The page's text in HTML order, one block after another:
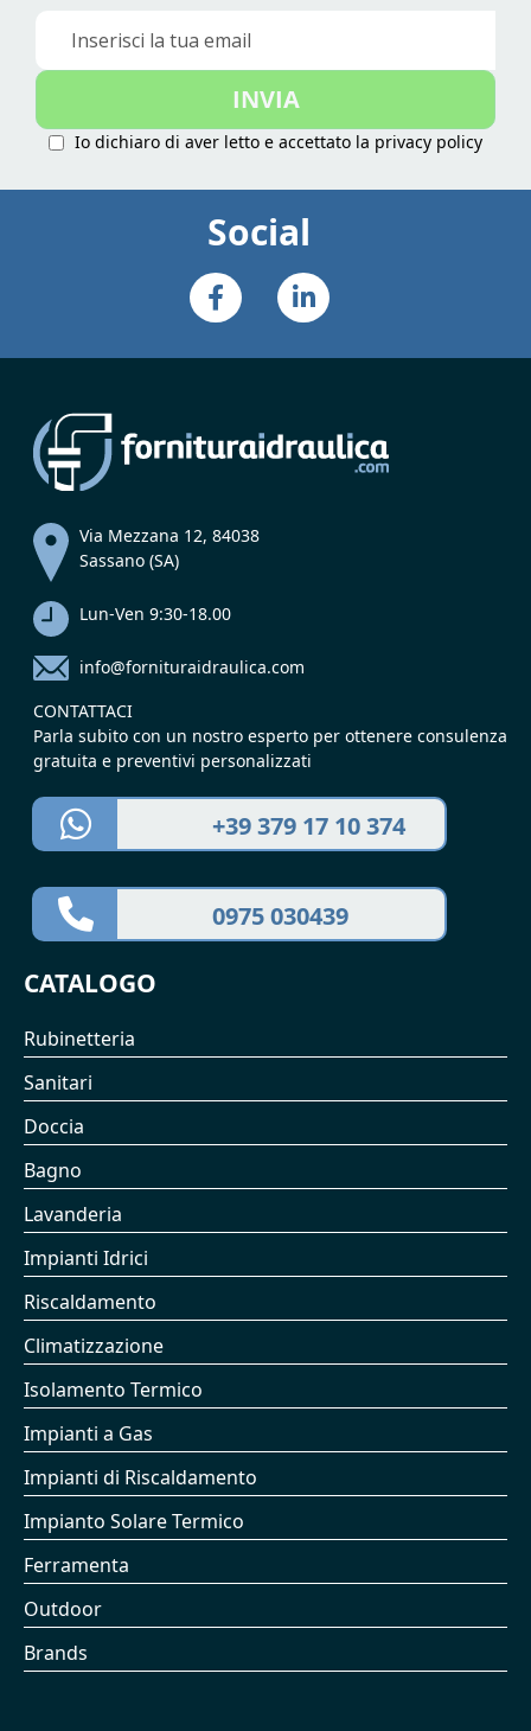
Iscriviti
nostra
INVIA
Io dichiaro di aver letto e accettato la privacy policy
Social
Via Mezzana 12, 84038
Sassano (SA)
Lun-Ven 9:30-18.00
info@fornituraidraulica.com
CONTATTACI
Parla subito con un nostro esperto per ottenere consulenza
gratuita e preventivi personalizzati
+39 379 17 10 374
0975 030439
CATALOGO
Rubinetteria
Sanitari
Doccia
Bagno
Lavanderia
Impianti Idrici
Riscaldamento
Climatizzazione
Isolamento Termico
Impianti a Gas
Impianti di Riscaldamento
Impianto Solare Termico
Ferramenta
Outdoor
Brands